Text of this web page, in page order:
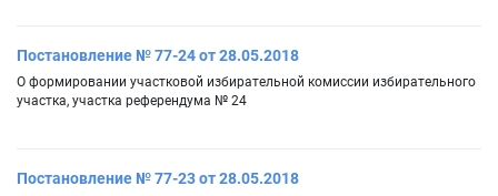
Постановление № 77-24 от 28.05.2018
О формировании участковой избирательной комиссии избирательного
участка, участка референдума № 24
Постановление № 77-23 от 28.05.2018